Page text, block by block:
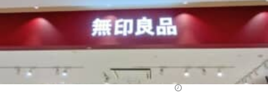
エンタメ クイズ
地域
リサーチ